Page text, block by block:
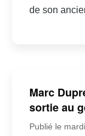
de son
Marc
sortie au
Publié le